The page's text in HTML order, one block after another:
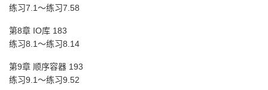
练习7.1～练习7.58
第8章 IO库 183
练习8.1～练习8.14
第9章 顺序容器 193
练习9.1～练习9.52